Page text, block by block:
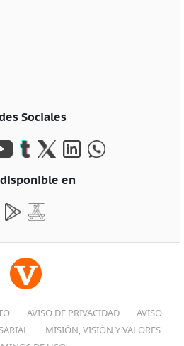
Sociales
en
AVISO DE PRIVACIDAD
AVISO
MISIÓN, VISIÓN Y VALORES